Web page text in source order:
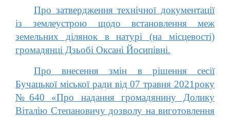
Про затвердження технічної документації
із землеустрою щодо встановлення меж
земельних ділянок в натурі (на місцевості)
громадянці Дзьобі Оксані Йосипівні.
Про внесення змін в рішення сесії
Бучацької міської ради від 07 травня 2021року
№640 «Про надання громадянину Долику
Віталію Степановичу дозволу на виготовлення